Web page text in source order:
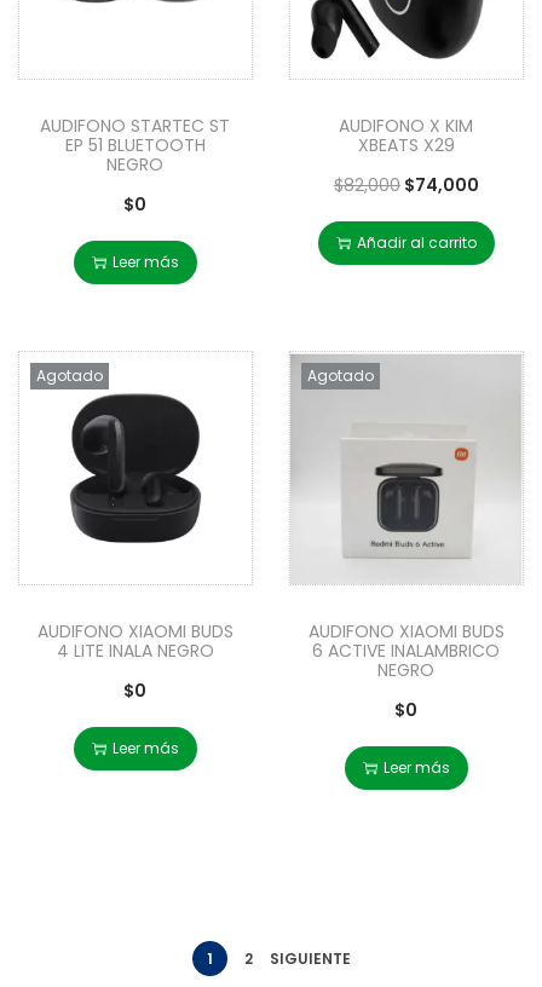
AUDIFONO STARTEC ST
EP 51 BLUETOOTH
NEGRO
$0
Leer más
AUDIFONO X KIM
XBEATS X29
$82,000 $74,000
Añadir al carrito
Agotado
AUDIFONO XIAOMI BUDS
4 LITE INALA NEGRO
$0
Leer más
Agotado
AUDIFONO XIAOMI BUDS
6 ACTIVE INALAMBRICO
NEGRO
$0
Leer más
1 2 SIGUIENTE